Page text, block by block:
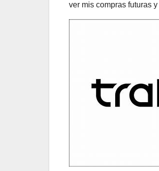
ver mis compras futuras